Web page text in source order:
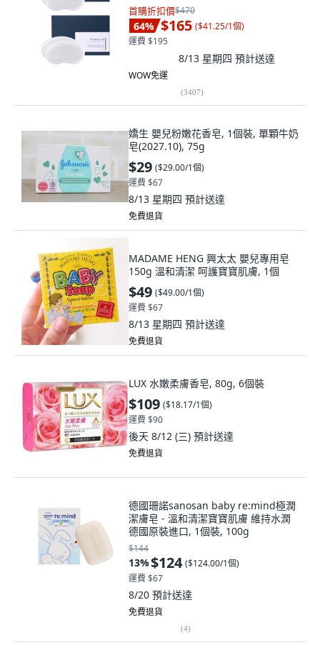
首購折扣價$470
64% $165 ($41.25/1個)
運費 $195
8/13 星期四 預計送達
WOW免運
(3407)
嬌生 嬰兒粉嫩花香皂, 1個裝, 單顆牛奶
皂(2027.10), 75g
$29 ($29.00/1個)
運費 $67
8/13 星期四 預計送達
免費退貨
MADAME HENG 興太太 嬰兒專用皂
150g 溫和清潔 呵護寶寶肌膚, 1個
$49 ($49.00/1個)
運費 $67
8/13 星期四 預計送達
免費退貨
LUX 水嫩柔膚香皂, 80g, 6個裝
$109 ($18.17/1個)
運費 $90
後天 8/12 (三) 預計送達
免費退貨
德國珊諾sanosan baby re:mind極潤
潔膚皂 - 溫和清潔寶寶肌膚 維持水潤
德國原裝進口, 1個裝, 100g
$144
13%$124 ($124.00/1個)
運費 $67
8/20 預計送達
免費退貨
(4)